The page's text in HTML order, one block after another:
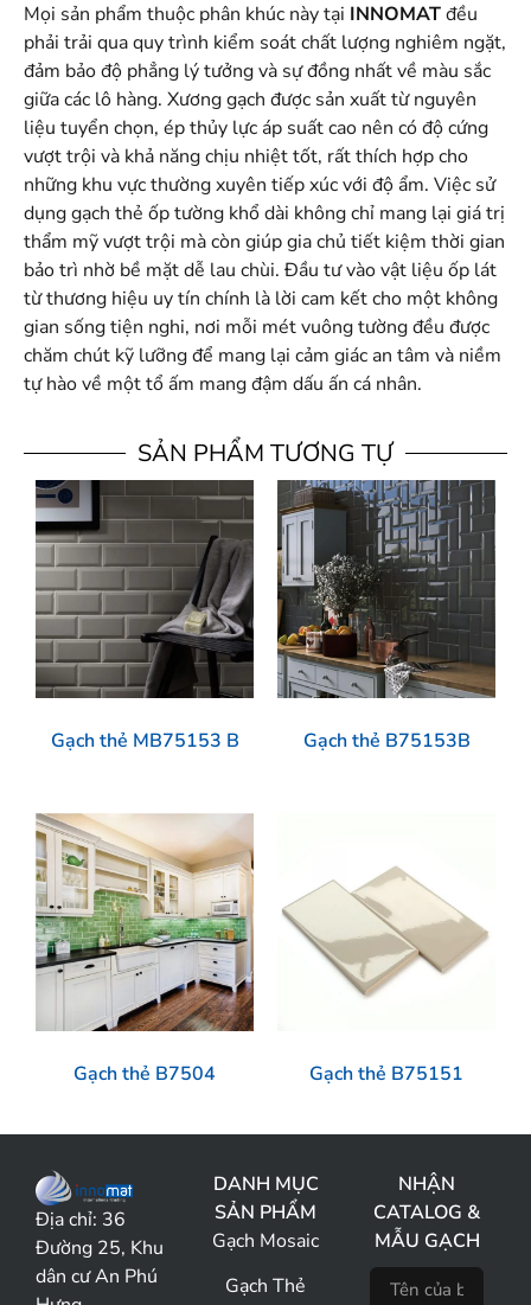
Mọi sản phẩm thuộc phân khúc này tại INNOMATđều
phải trải qua quy trình kiểm soát chất lượng nghiêm ngặt,
đảm bảo độ phẳng lý tưởng và sự đồng nhất về màu sắc
giữa các lô hàng. Xương gạch được sản xuất từ nguyên
liệu tuyển chọn, ép thủy lực áp suất cao nên có độ cứng
vượt trội và khả năng chịu nhiệt tốt, rất thích hợp cho
những khu vực thường xuyên tiếp xúc với độ ẩm. Việc sử
dụng gạch thẻ ốp tường khổ dài không chỉ mang lại giá trị
thẩm mỹ vượt trội mà còn giúp gia chủ tiết kiệm thời gian
bảo trì nhờ bề mặt dễ lau chùi. Đầu tư vào vật liệu ốp lát
từ thương hiệu uy tín chính là lời cam kết cho một không
gian sống tiện nghi, nơi mỗi mét vuông tường đều được
chăm chút kỹ lưỡng để mang lại cảm giác an tâm và niềm
tự hào về một tổ ấm mang đậm dấu ấn cá nhân.
SẢN PHẨM TƯƠNG TỰ
Gạch thẻ MB75153 B Gạch thẻ B75153B
Gạch thẻ B7504 Gạch thẻ B75151
Địa chỉ: 36
Đường 25, Khu
dân cư An Phú
DANH MỤC
SẢN PHẨM
Gạch Mosaic
Gạch Thẻ
NHẬN
CATALOG &
MẪU GẠCH